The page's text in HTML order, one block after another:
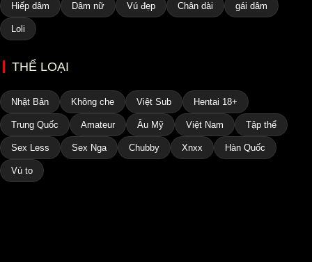
Hiếp dâm Dâm nữ Vú đẹp Chân dài gái dâm
Loli
THỂ LOẠI
Nhật Bản Không che Việt Sub Hentai 18+
Trung Quốc Amateur Âu Mỹ Việt Nam Tập thể
Sex Less Sex Nga Chubby Xnxx Hàn Quốc
Vú to